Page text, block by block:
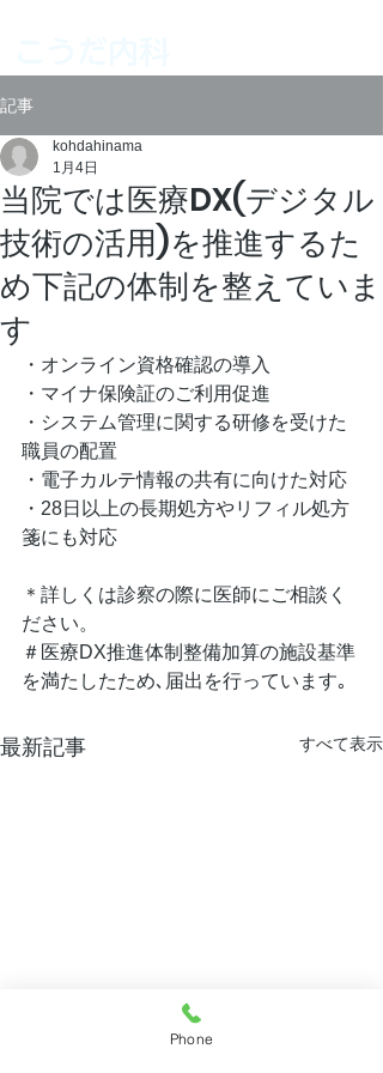
記事
当院では医療DX(デジタル
技術の活用)を推進するた
め下記の体制を整えていま
す
kohdahinama
1月4日
・オンライン資格確認の導入
・マイナ保険証のご利用促進
・システム管理に関する研修を受けた
職員の配置
・電子カルテ情報の共有に向けた対応
・28日以上の長期処方やリフィル処方
箋にも対応
＊詳しくは診察の際に医師にご相談く
ださい。
＃医療DX推進体制整備加算の施設基準
を満たしたため､届出を行っています｡
最新記事 すべて表示
Phone